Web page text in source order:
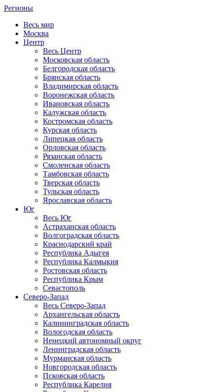
Регионы
Весь мир
Москва
Центр
Весь Центр
Московская область
Белгородская область
Брянская область
Владимирская область
Воронежская область
Ивановская область
Калужская область
Костромская область
Курская область
Липецкая область
Орловская область
Рязанская область
Смоленская область
Тамбовская область
Тверская область
Тульская область
Ярославская область
Юг
Весь Юг
Астраханская область
Волгоградская область
Краснодарский край
Республика Адыгея
Республика Калмыкия
Ростовская область
Республика Крым
Севастополь
Северо-Запад
Весь Северо-Запад
Архангельская область
Калининградская область
Вологодская область
Ненецкий автономный округ
Ленинградская область
Мурманская область
Новгородская область
Псковская область
Республика Карелия